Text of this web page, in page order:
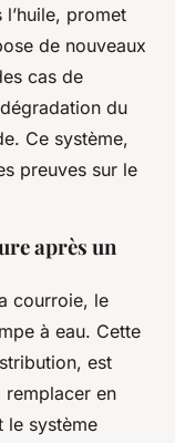
promet
de nouveaux
cas de
du
Ce système,
preuves sur le
après un
courroie, le
à eau. Cette
est
remplacer en
le système